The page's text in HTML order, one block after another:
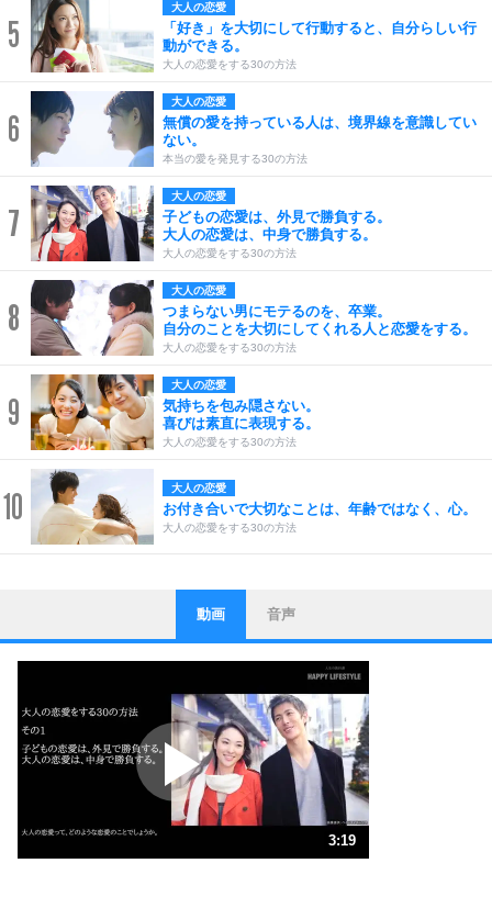
5
大人の恋愛
「好き」を大切にして行動すると、自分らしい行
動ができる。
大人の恋愛をする30の方法
6
大人の恋愛
無償の愛を持っている人は、境界線を意識してい
ない。
本当の愛を発見する30の方法
7
大人の恋愛
子どもの恋愛は、外見で勝負する。
大人の恋愛は、中身で勝負する。
大人の恋愛をする30の方法
8
大人の恋愛
つまらない男にモテるのを、卒業。
自分のことを大切にしてくれる人と恋愛をする。
大人の恋愛をする30の方法
9
大人の恋愛
気持ちを包み隠さない。
喜びは素直に表現する。
大人の恋愛をする30の方法
10 大人の恋愛
お付き合いで大切なことは、年齢ではなく、心。
大人の恋愛をする30の方法
1
ストレス対策
他人と比べない。
いっそのこと、他人を見ない。
いらいらしない人になる30の方法
プラス思考
ポジティブになれない原因は、行動しないから。
ポジティブ思考になる30の方法
ストレス対策
人生、なんとかなるもの。
気楽に生きる30の方法
動画 音声
3:19